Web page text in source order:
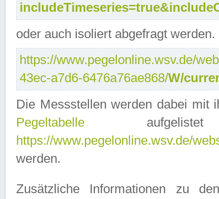
oder auch isoliert abgefragt werden.
https://www.pegelonline.wsv.de/
43ec-a7d6-6476a76ae868/W/
Die Messstellen werden dabei mit
Pegeltabelle
https://www.pegelonline.wsv.de/
werden.
Zusätzliche Informationen zu